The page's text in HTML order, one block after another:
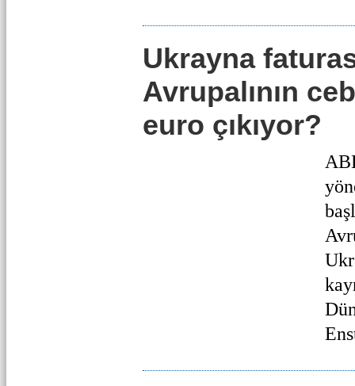
Ukrayna
Avrupalının
euro çıkıyor?